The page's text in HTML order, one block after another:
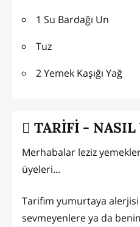
1 Su Bardağı Un
Tuz
2 Yemek Kaşığı Yağ
TARİFİ - NASIL
Merhabalar leziz
üyeleri...
Tarifim yumurtaya
sevmeyenlere ya da